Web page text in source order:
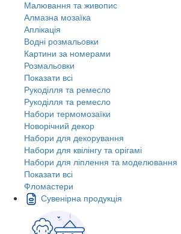
Малювання та живопис
Алмазна мозаїка
Аплікація
Водні розмальовки
Картини за номерами
Розмальовки
Показати всі
Рукоділля та ремесло
Рукоділля та ремесло
Набори термомозаїки
Новорічний декор
Набори для декорування
Набори для квілінгу та орігамі
Набори для ліплення та моделювання
Показати всі
Фломастери
Сувенірна продукція